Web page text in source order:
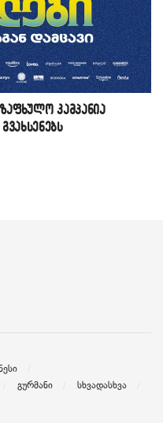
კამპანია
გურმანი
სხვადასხვა